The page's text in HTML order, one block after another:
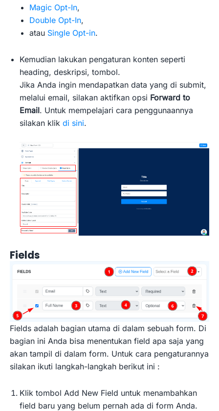
Magic Opt-In,
Double Opt-In,
atau Single Opt-in.
Kemudian lakukan pengaturan konten seperti
heading, deskripsi, tombol.
Jika Anda ingin mendapatkan data yang di submit,
melalui email, silakan aktifkan opsi Forward to
Email. Untuk mempelajari cara penggunaannya
silakan klik di sini.
Fields
Fields adalah bagian utama di dalam sebuah form. Di
bagian ini Anda bisa menentukan field apa saja yang
akan tampil di dalam form. Untuk cara pengaturannya
silakan ikuti langkah-langkah berikut ini :
Klik tombol Add New Field untuk menambahkan
field baru yang belum pernah ada di form Anda.